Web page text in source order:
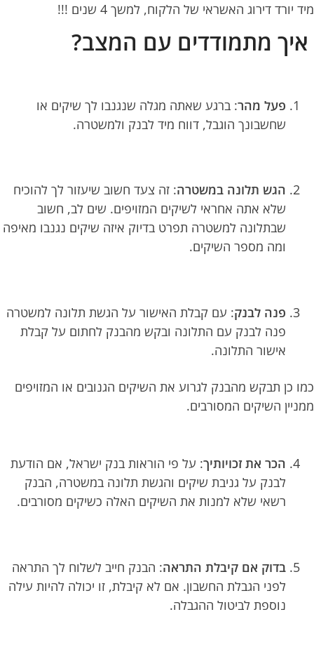
מיד יורד דירוג האשראי של הלקוח, למשך 4 שנים !!!
איך מתמודדים עם המצב?
פעל מהר: ברגע שאתה מגלה שנגנבו לך שיקים או
שחשבונך הוגבל, דווח מיד לבנק ולמשטרה.
הגש תלונה במשטרה: זה צעד חשוב שיעזור לך להוכיח
שלא אתה אחראי לשיקים המזויפים. שים לב, חשוב
שבתלונה למשטרה תפרט בדיוק איזה שיקים נגנבו מאיפה
ומה מספר השיקים.
פנה לבנק: עם קבלת האישור על הגשת תלונה למשטרה
פנה לבנק עם התלונה ובקש מהבנק לחתום על קבלת
אישור התלונה.
כמו כן תבקש מהבנק לגרוע את השיקים הגנובים או המזויפים
ממניין השיקים המסורבים.
הכר את זכויותיך: על פי הוראות בנק ישראל, אם הודעת
לבנק על גניבת שיקים והגשת תלונה במשטרה, הבנק
רשאי שלא למנות את השיקים האלה כשיקים מסורבים.
בדוק אם קיבלת התראה: הבנק חייב לשלוח לך התראה
לפני הגבלת החשבון. אם לא קיבלת, זו יכולה להיות עילה
נוספת לביטול ההגבלה.